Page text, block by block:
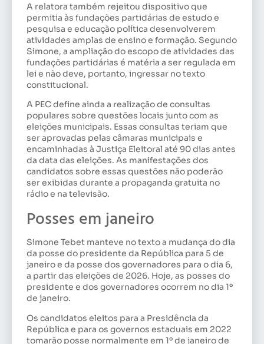
A relatora também rejeitou dispositivo que
permitia às fundações partidárias de estudo e
pesquisa e educação política desenvolverem
atividades amplas de ensino e formação. Segundo
Simone, a ampliação do escopo de atividades das
fundações partidárias é matéria a ser regulada em
lei e não deve, portanto, ingressar no texto
constitucional.
A PEC define ainda a realização de consultas
populares sobre questões locais junto com as
eleições municipais. Essas consultas teriam que
ser aprovadas pelas câmaras municipais e
encaminhadas à Justiça Eleitoral até 90 dias antes
da data das eleições. As manifestações dos
candidatos sobre essas questões não poderão
ser exibidas durante a propaganda gratuita no
rádio e na televisão.
Posses em janeiro
Simone Tebet manteve no texto a mudança do dia
da posse do presidente da República para 5 de
janeiro e da posse dos governadores para o dia 6,
a partir das eleições de 2026. Hoje, as posses do
presidente e dos governadores ocorrem no dia 1º
de janeiro.
Os candidatos eleitos para a Presidência da
República e para os governos estaduais em 2022
tomarão posse normalmente em 1º de janeiro de